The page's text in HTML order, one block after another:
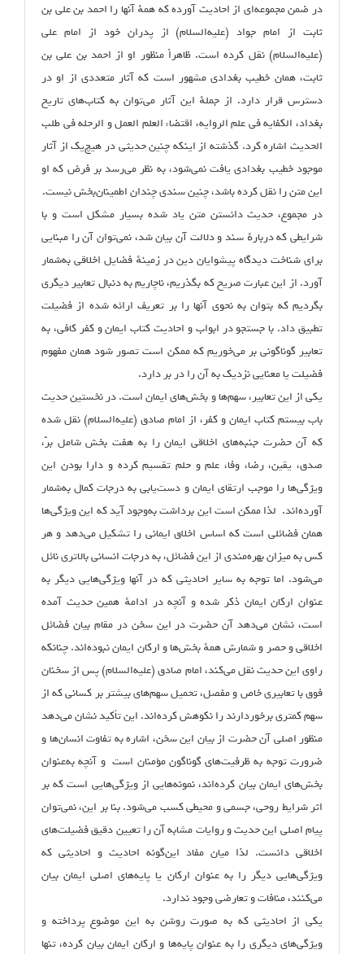
در ضمن مجموعه‌ای از احادیث آورده که همهٔ آنها را احمد بن علی بن
ثابت از امام جواد (علیه‌السلام) از پدران خود از امام علی
(علیه‌السلام) نقل کرده است. ظاهراً منظور او از احمد بن علی بن
ثابت، همان خطیب بغدادی مشهور است که آثار متعددی از او در
دسترس قرار دارد. از جملهٔ این آثار می‌توان به کتاب‌های تاریخ
بغداد، الکفایه فی علم الروایه، اقتضاء العلم العمل و الرحله فی طلب
الحدیث اشاره کرد. گذشته از اینکه چنین حدیثی در هیچ‌یک از آثار
موجود خطیب بغدادی یافت نمی‌شود،‌ به نظر می‌رسد بر فرض که او
این متن را نقل کرده باشد، چنین سندی چندان اطمینان‌بخش نیست.
در مجموع، حدیث دانستن متن یاد شده بسیار مشکل است و با
شرایطی که دربارهٔ سند و دلالت آن بیان شد، نمی‌توان آن را مبنایی
برای شناخت دیدگاه پیشوایان دین در زمینهٔ فضایل اخلاقی به‌شمار
آورد. از این عبارت صریح که بگذریم، ناچاریم به دنبال تعابیر دیگری
بگردیم که بتوان به نحوی آنها را بر تعریف ارائه شده از فضیلت
تطبیق داد. با جستجو در ابواب و احادیث کتاب ایمان و کفر کافی، به
تعابیر گوناگونی بر می‌خوریم که ممکن است تصور شود همان مفهوم
فضیلت یا معنایی نزدیک به آن را در بر دارد.
یکی از این تعابیر، سهم‌ها و بخش‌های ایمان است. در نخستین حدیث
باب بیستم کتاب ایمان و کفر، از امام صادق (علیه‌السلام) نقل شده
که آن حضرت جنبه‌های اخلاقی ایمان را به هفت بخش شامل برّ،
صدق، یقین، رضا، وفا، علم و حلم تقسیم کرده و دارا بودن این
ویژگی‌ها را موجب ارتقای ایمان و دست‌یابی به درجات کمال به‌شمار
آورده‌اند. لذا ممکن است این برداشت به‌وجود آید که این ویژگی‌ها
همان فضائلی است که اساس اخلاق ایمانی را تشکیل می‌دهد و هر
کس به میزان بهره‌مندی از این فضائل، به درجات انسانی بالاتری نائل
می‌شود. اما توجه به سایر احادیثی که در آنها ویژگی‌هایی دیگر به
عنوان ارکان ایمان ذکر شده و آنچه در ادامهٔ همین حدیث آمده
است، نشان می‌دهد آن حضرت در این سخن در مقام بیان فضائل
اخلاقی و حصر و شمارش همهٔ بخش‌ها و ارکان ایمان نبوده‌اند. چنانکه
راوی این حدیث نقل می‌کند، امام صادق (علیه‌السلام) پس از سخنان
فوق با تعابیری خاص و مفصل، تحمیل سهم‌های بیشتر بر کسانی که از
سهم کمتری برخوردارند را نکوهش کرده‌اند. این تأکید نشان می‌دهد
منظور اصلی آن حضرت از بیان این سخن، اشاره به تفاوت‌ انسان‌ها و
ضرورت توجه به ظرفیت‌های گوناگون مؤمنان است و آنچه به‌عنوان
بخش‌های ایمان بیان کرده‌اند،‌ نمونه‌هایی از ویژگی‌هایی است که بر
اثر شرایط روحی، جسمی و محیطی کسب می‌شود. بنا بر این، نمی‌توان
پیام اصلی این حدیث و روایات مشابه آن را تعیین دقیق فضیلت‌های
اخلاقی دانست. لذا میان مفاد این‌گونه احادیث و احادیثی که
ویژگی‌هایی دیگر را به عنوان ارکان یا پایه‌های اصلی ایمان بیان
می‌کنند، منافات و تعارضی وجود ندارد.
یکی از احادیثی که به صورت روشن به این موضوع پرداخته و
ویژگی‌های دیگری را به عنوان پایه‌ها و ارکان ایمان بیان کرده، تنها